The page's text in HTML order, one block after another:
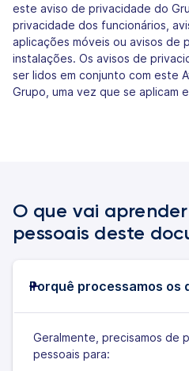
este aviso de privacidade do
privacidade dos funcionários,
aplicações móveis ou avisos de
instalações. Os avisos de
ser lidos em conjunto com este
Grupo, uma vez que se aplicam
O que vai
pessoais deste
Porquê processamos os
Geralmente, precisamos de
pessoais para: